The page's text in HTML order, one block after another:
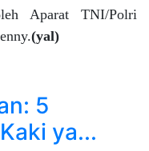
Aparat TNI/Polri
(yal)
5
ya...